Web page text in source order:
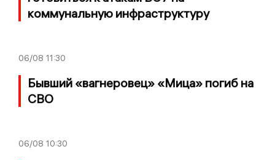
коммунальную инфраструктуру
06/08 11:30
Бывший «вагнеровец» «Мица» погиб на
СВО
06/08 10:30